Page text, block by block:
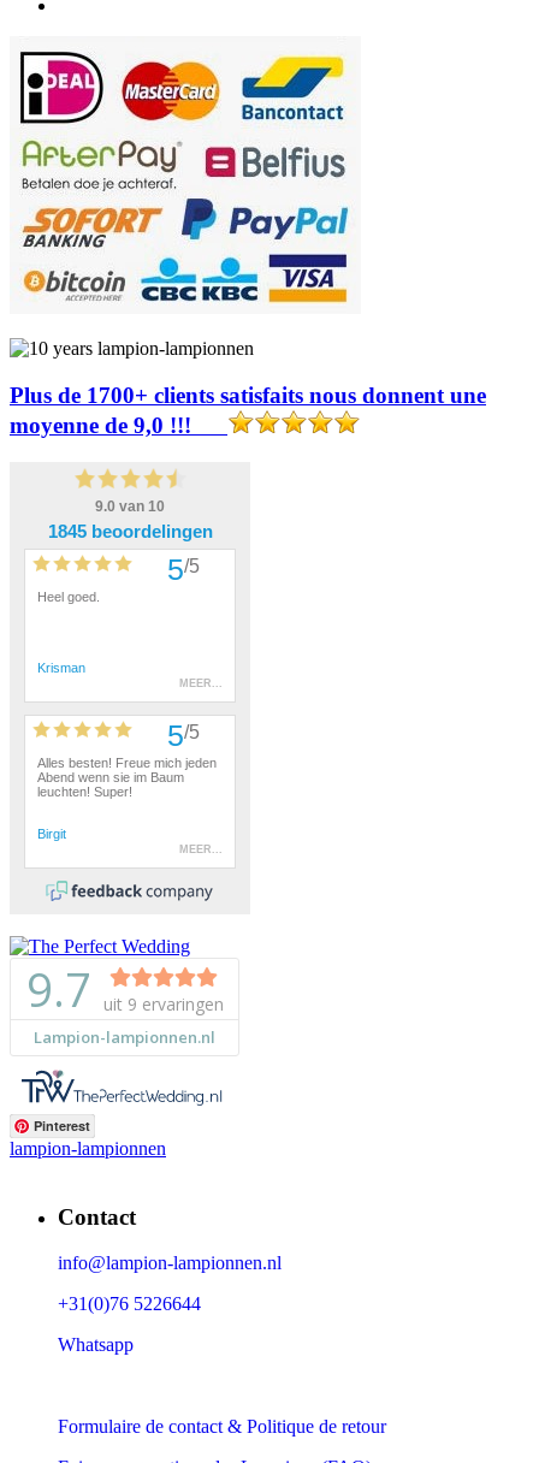
Plus de 1700+ clients satisfaits nous donnent une
moyenne de 9,0 !!!
Pinterest
lampion-lampionnen
Contact
info@lampion-lampionnen.nl
+31(0)76 5226644
Whatsapp
Formulaire de contact & Politique de retour